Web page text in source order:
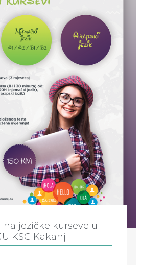
jezičke kurseve u
KSC Kakanj